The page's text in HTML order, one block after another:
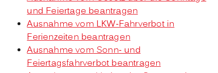
und Feiertage beantragen
Ausnahme vom LKW-Fahrverbot in
Ferienzeiten beantragen
Ausnahme vom Sonn- und
Feiertagsfahrverbot beantragen